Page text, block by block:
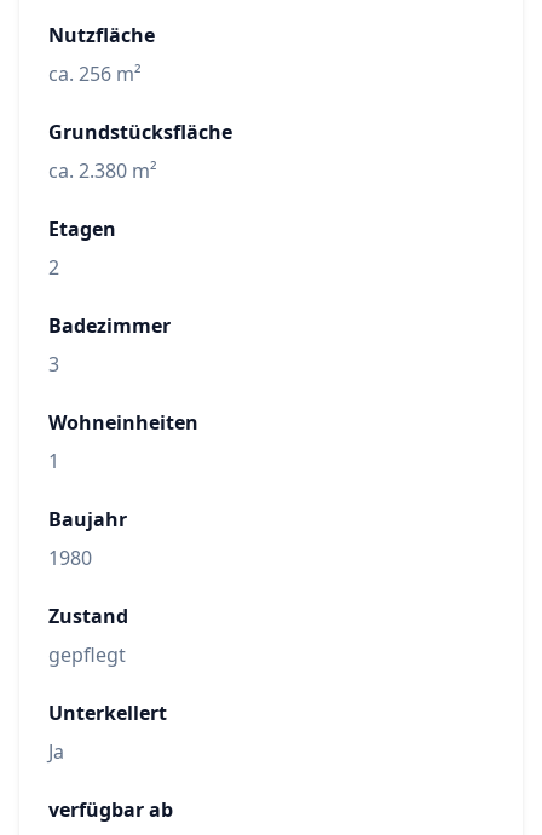
Nutzfläche
ca. 256 m²
Grundstücksfläche
ca. 2.380 m²
Etagen
2
Badezimmer
3
Wohneinheiten
1
Baujahr
1980
Zustand
gepflegt
Unterkellert
Ja
verfügbar ab